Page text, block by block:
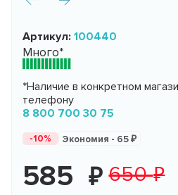
Артикул:100440
Много*
*Наличие в конкретном
телефону
8 800 700 30 75
-10% Экономия - 65
585 650